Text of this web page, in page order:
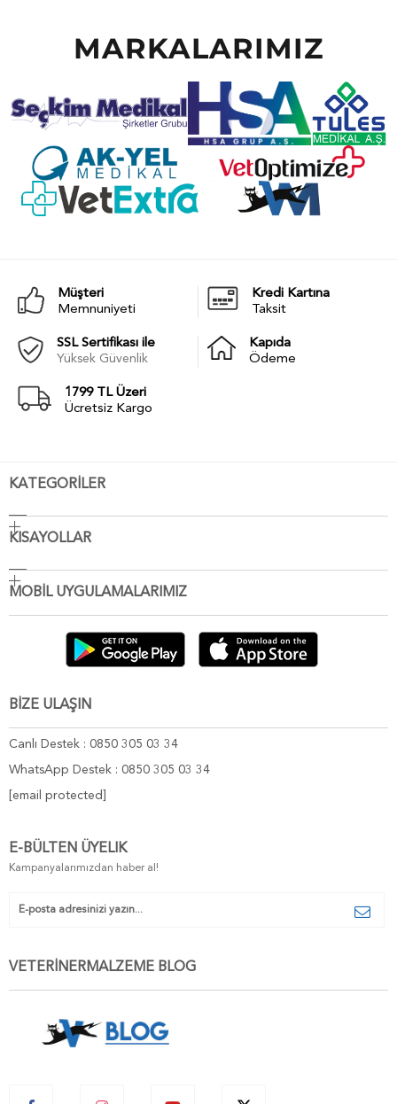
MARKALARIMIZ
Müşteri
Memnuniyeti
Kredi Kartına
Taksit
SSL Sertifikası ile
Yüksek Güvenlik
Kapıda
Ödeme
1799 TL Üzeri
Ücretsiz Kargo
KATEGORİLER
KISAYOLLAR
MOBİL UYGULAMALARIMIZ
BİZE ULAŞIN
Canlı Destek : 0850 305 03 34
WhatsApp Destek : 0850 305 03 34
[email protected]
E-BÜLTEN ÜYELIK
Kampanyalarımızdan haber al!
VETERİNERMALZEME BLOG